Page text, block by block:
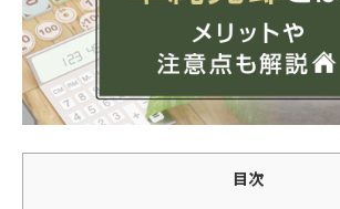
目次